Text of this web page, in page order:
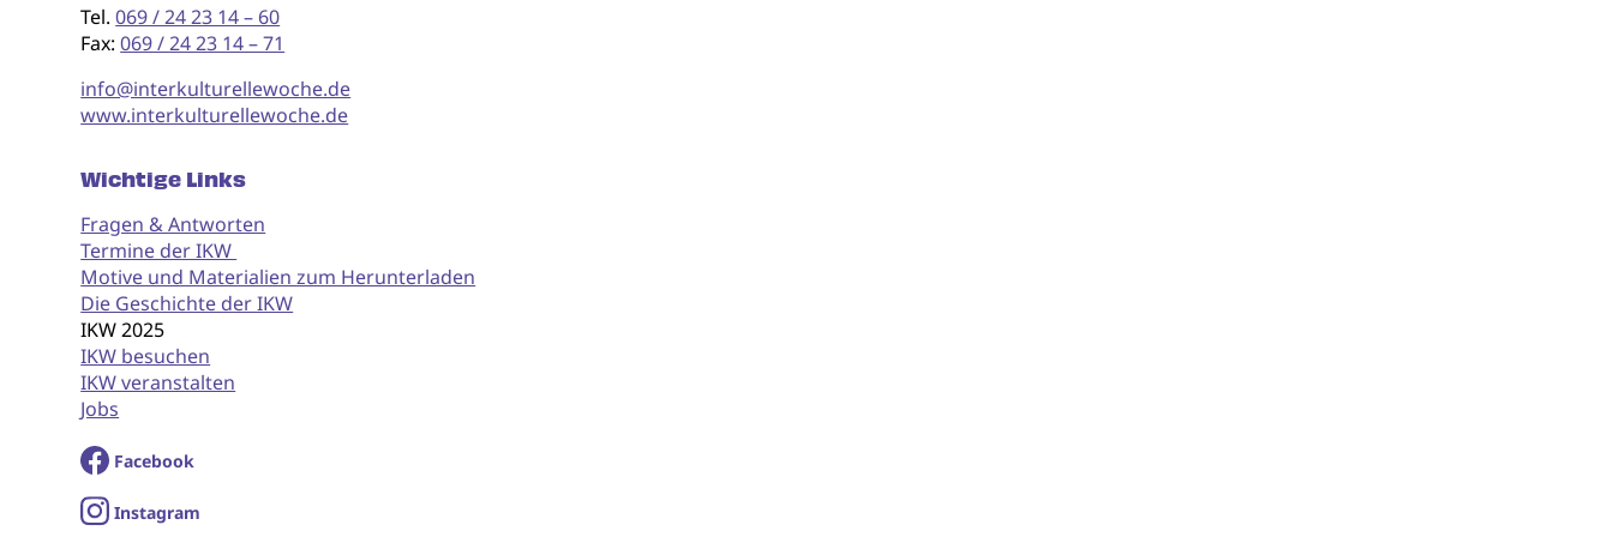
Tel.069 / 24 23 14 – 60
Fax:069 / 24 23 14 – 71
info@interkulturellewoche.de
www.interkulturellewoche.de
Wichtige Links
Fragen & Antworten
Termine der IKW
Motive und Materialien zum Herunterladen
Die Geschichte der IKW
IKW 2025
IKW besuchen
IKW veranstalten
Jobs
Facebook
Instagram